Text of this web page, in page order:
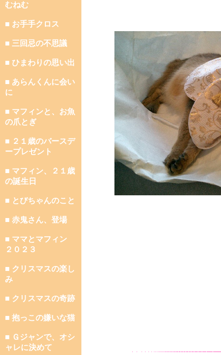
むねむ
■ お手手クロス
■ 三回忌の不思議
■ ひまわりの思い出
■ あらんくんに会い
に
■ マフィンと、お魚
の爪とぎ
■ ２１歳のバースデ
ープレゼント
■ マフィン、２１歳
の誕生日
■ とびちゃんのこと
■ 赤鬼さん、登場
■ ママとマフィン
２０２３
■ クリスマスの楽し
み
■ クリスマスの奇跡
■ 抱っこの嫌いな猫
■ Ｇジャンで、オシ
ャレに決めて